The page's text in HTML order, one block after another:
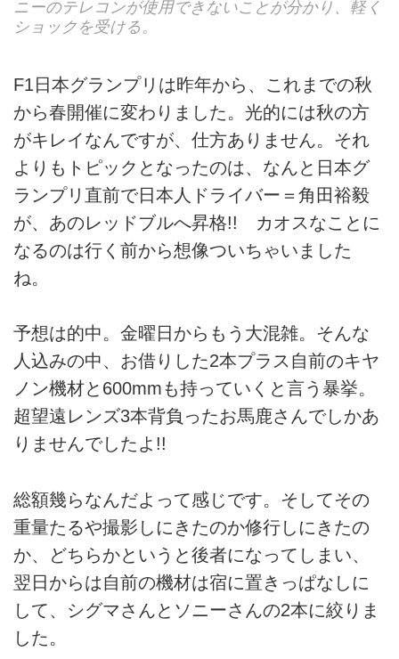
ニーのテレコンが使用できないことが分かり、軽く
ショックを受ける。
F1日本グランプリは昨年から、これまでの秋
から春開催に変わりました。光的には秋の方
がキレイなんですが、仕方ありません。それ
よりもトピックとなったのは、なんと日本グ
ランプリ直前で日本人ドライバー＝角田裕毅
が、あのレッドブルへ昇格!! カオスなことに
なるのは行く前から想像ついちゃいました
ね。
予想は的中。金曜日からもう大混雑。そんな
人込みの中、お借りした2本プラス自前のキヤ
ノン機材と600mmも持っていくと言う暴挙。
超望遠レンズ3本背負ったお馬鹿さんでしかあ
りませんでしたよ!!
総額幾らなんだよって感じです。そしてその
重量たるや撮影しにきたのか修行しにきたの
か、どちらかというと後者になってしまい、
翌日からは自前の機材は宿に置きっぱなしに
して、シグマさんとソニーさんの2本に絞りま
した。